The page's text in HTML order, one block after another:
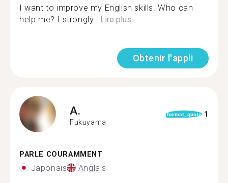
I want to improve my English skills. Who can
help me? I strongly...Lire plus
Obtenir l'appli
A.
Fukuyama
format_quote 1
PARLE COURAMMENT
Japonais Anglais